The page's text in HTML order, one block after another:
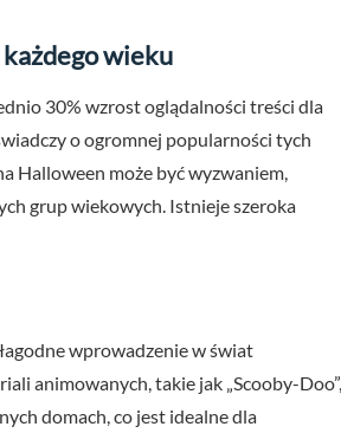
wieku
30% wzrost oglądalności treści dla
o ogromnej popularności tych
Halloween może być wyzwaniem,
grup wiekowych. Istnieje szeroka
wprowadzenie w świat
animowanych, takie jak „Scooby-Doo”,
domach, co jest idealne dla